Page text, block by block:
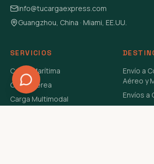
info@tucargaexpress.com
Guangzhou, China · Miami, EE.UU.
SERVICIOS
Carga Marítima
Carga Aérea
Carga Multimodal
Envío a
Aéreo y
Envíos a